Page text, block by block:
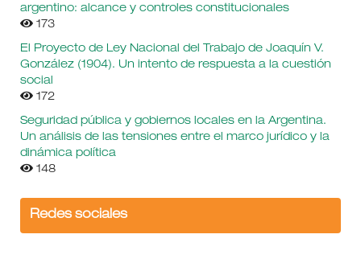
argentino: alcance y controles constitucionales
173
El Proyecto de Ley Nacional del Trabajo de Joaquín V.
González (1904). Un intento de respuesta a la cuestión
social
172
Seguridad pública y gobiernos locales en la Argentina.
Un análisis de las tensiones entre el marco jurídico y la
dinámica política
148
Redes sociales